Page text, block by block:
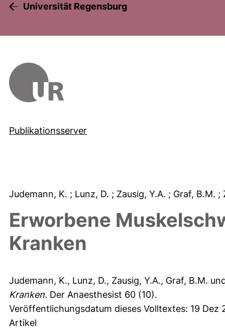
Universität Regensburg
Publikationsserver
Judemann, K. ; Lunz, D. ; Zausig, Y.A. ; Graf, B.M. ;
Erworbene
Kranken
Judemann, K., Lunz, D., Zausig, Y.A., Graf, B.M.
Kranken. Der Anaesthesist 60 (10).
Veröffentlichungsdatum dieses Volltextes: 19 Dez
Artikel